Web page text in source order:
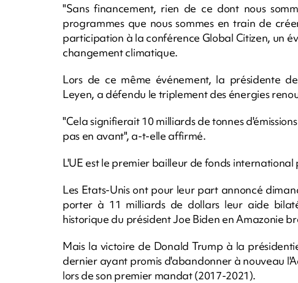
"Sans financement, rien de ce dont nous
programmes que nous sommes en train de
participation à la conférence Global Citizen, un
changement climatique.
Lors de ce même événement, la présidente
Leyen, a défendu le triplement des énergies
"Cela signifierait 10 milliards de tonnes
pas en avant", a-t-elle affirmé.
L'UE est le premier bailleur de fonds
Les Etats-Unis ont pour leur part annoncé
porter à 11 milliards de dollars leur aide
historique du président Joe Biden en Amazonie
Mais la victoire de Donald Trump à la
dernier ayant promis d'abandonner à nouveau
lors de son premier mandat (2017-2021).